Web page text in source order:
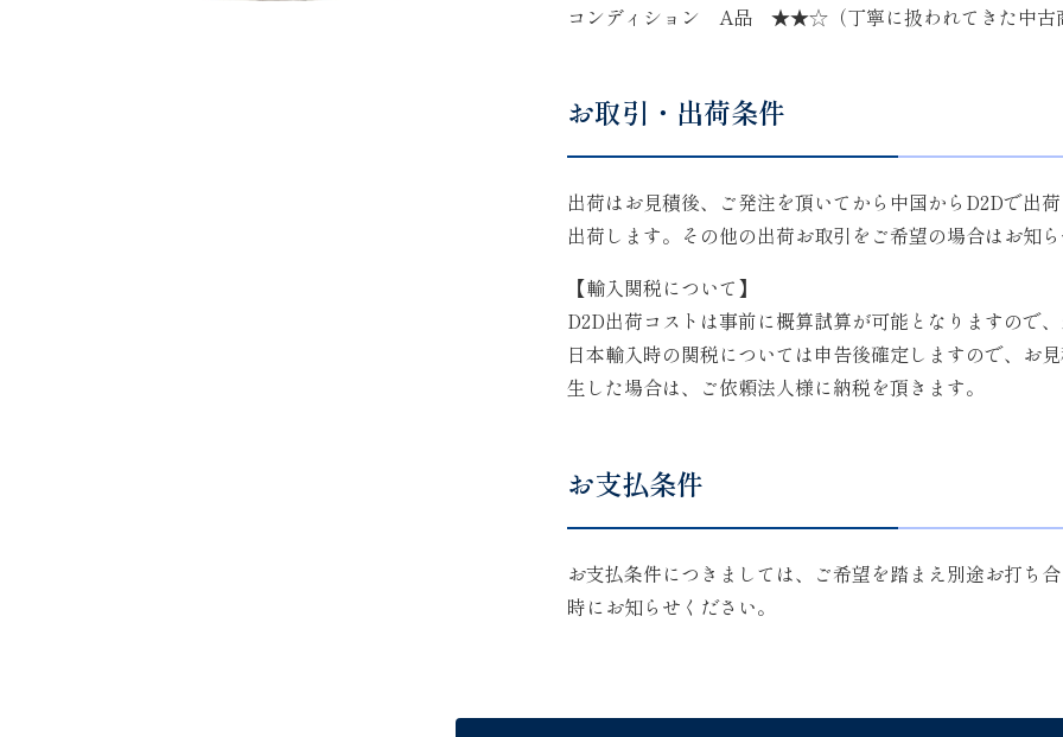
コンディション A品 ★★☆（丁寧に扱われてきた中古
お取引・出荷条件
出荷はお見積後、ご発注を頂いてから中国からD2Dで出
出荷します。その他の出荷お取引をご希望の場合はお知
【輸入関税について】
D2D出荷コストは事前に概算試算が可能となりますので
日本輸入時の関税については申告後確定しますので、お
生した場合は、ご依頼法人様に納税を頂きます。
お支払条件
お支払条件につきましては、ご希望を踏まえ別途お打ち
時にお知らせください。